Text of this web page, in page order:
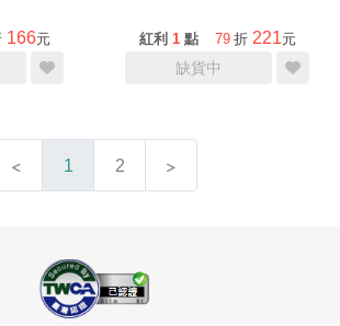
166元 紅利 1 點 79 折 221元
缺貨中
1 2